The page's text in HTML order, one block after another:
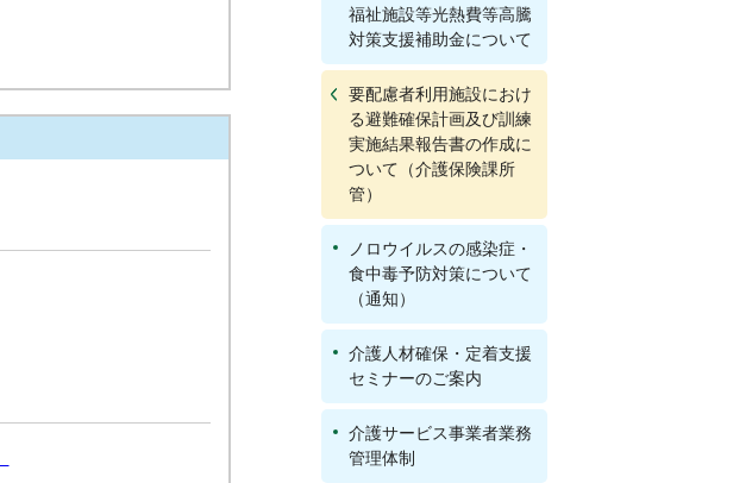
福祉施設等光熱費等高騰
対策支援補助金について
要配慮者利用施設におけ
る避難確保計画及び訓練
実施結果報告書の作成に
ついて（介護保険課所
管）
ノロウイルスの感染症・
食中毒予防対策について
（通知）
介護人材確保・定着支援
セミナーのご案内
介護サービス事業者業務
管理体制